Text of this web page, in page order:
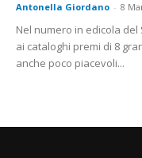
Antonella Giordano - 8
Nel numero in edicola
ai cataloghi premi di 8
anche poco piacevoli...